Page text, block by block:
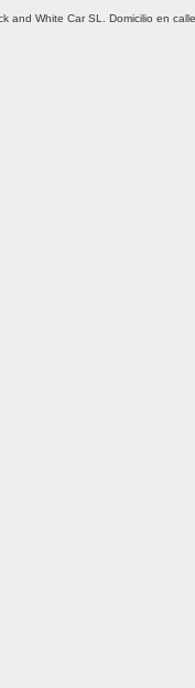
and White Car SL. Domicilio en